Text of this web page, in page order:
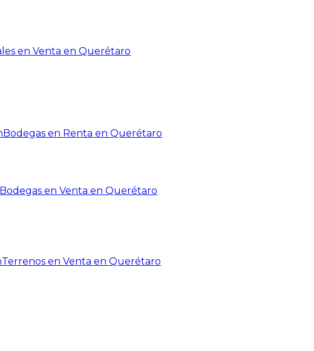
en Venta en Querétaro
Bodegas en Renta en Querétaro
Bodegas en Venta en Querétaro
Terrenos en Venta en Querétaro